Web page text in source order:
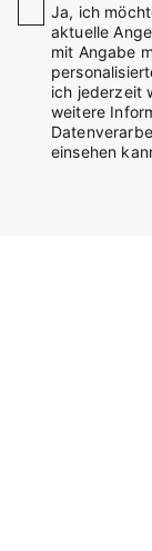
Ja, ich
aktuelle
mit Angabe
ich jederzeit
weitere
einsehen